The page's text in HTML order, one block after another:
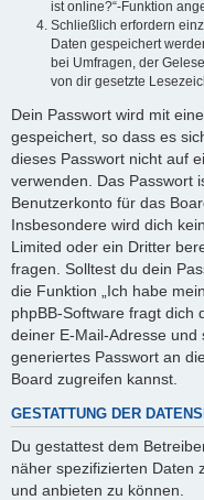
ist online?“-Funktion
Schließlich erfordern
Daten gespeichert
bei Umfragen, der
von dir gesetzte
Dein Passwort wird mit
gespeichert, so dass es
dieses Passwort nicht auf
verwenden. Das Passwort
Benutzerkonto für das
Insbesondere wird dich
Limited oder ein Dritter
fragen. Solltest du dein
die Funktion „Ich habe
phpBB-Software fragt dich
deiner E-Mail-Adresse
generiertes Passwort an
Board zugreifen kannst.
GESTATTUNG DER
Du gestattest dem
näher spezifizierten Daten
und anbieten zu können.